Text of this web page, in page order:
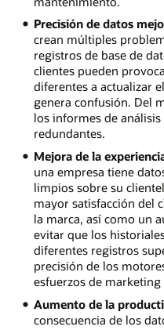
Precisión de datos
crean múltiples
registros de base de
clientes pueden
diferentes a actualizar
genera confusión. Del
los informes de
redundantes.
Mejora de la
una empresa tiene
limpios sobre su
mayor satisfacción del
la marca, así como un
evitar que los
diferentes registros
precisión de los
esfuerzos de
Aumento de la
consecuencia de los